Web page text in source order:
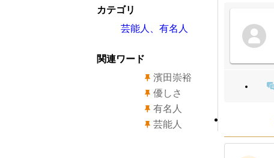
カテゴリ
芸能人、有名人
関連ワード
濱田崇裕
優しさ
有名人
芸能人